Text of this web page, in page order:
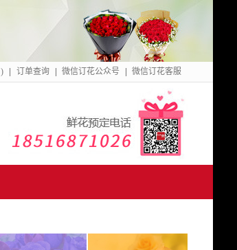
) 订单查询 微信订花公众号 微信订花客服